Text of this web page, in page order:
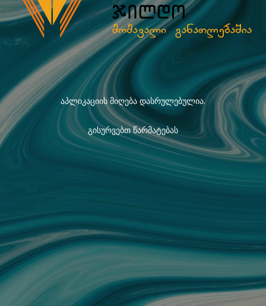
აპლიკაციის მიღება დასრულებულია.
გისურვებთ წარმატებას